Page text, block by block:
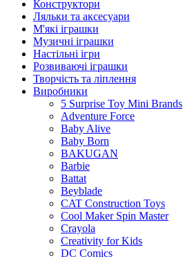
Конструктори
Ляльки та аксесуари
М'які іграшки
Музичні іграшки
Настільні iгри
Розвиваючі іграшки
Творчість та ліплення
Виробники
5 Surprise Toy Mini Brands
Adventure Force
Baby Alive
Baby Born
BAKUGAN
Barbie
Battat
Beyblade
CAT Construction Toys
Cool Maker Spin Master
Crayola
Creativity for Kids
DC Comics